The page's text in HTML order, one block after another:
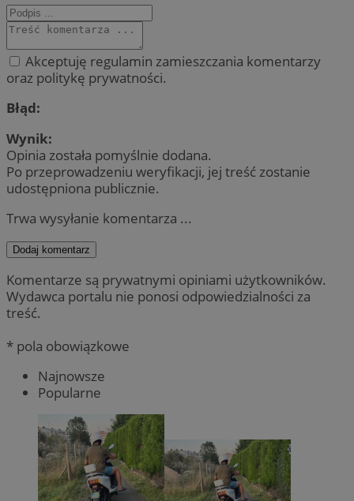
Akceptuję regulamin zamieszczania komentarzy
oraz politykę prywatności.
Błąd:
Wynik:
Opinia została pomyślnie dodana.
Po przeprowadzeniu weryfikacji, jej treść zostanie
udostępniona publicznie.
Trwa wysyłanie komentarza ...
Dodaj komentarz
Komentarze są prywatnymi opiniami użytkowników.
Wydawca portalu nie ponosi odpowiedzialności za
treść.
* pola obowiązkowe
Najnowsze
Popularne